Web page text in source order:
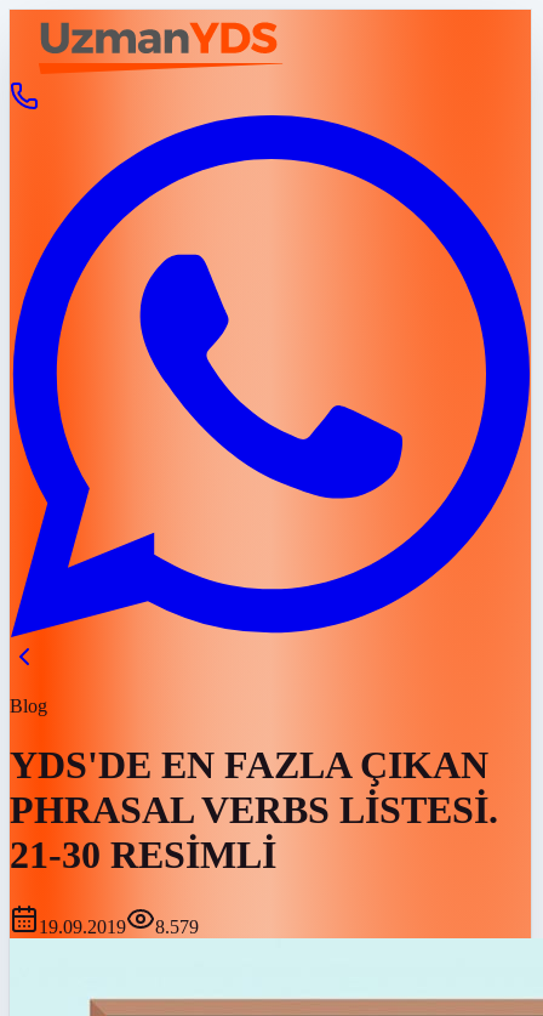
Blog
YDS'DE EN FAZLA ÇIKAN
PHRASAL VERBS LİSTESİ.
21-30 RESİMLİ
19.09.2019 8.579